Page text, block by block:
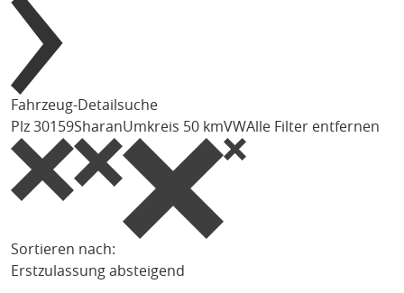
Fahrzeug-Detailsuche
Plz 30159SharanUmkreis 50 kmVWAlle Filter entfernen
Sortieren nach:
Erstzulassung absteigend